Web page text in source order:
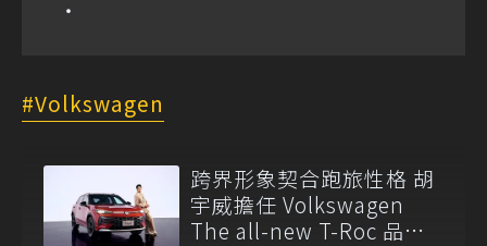
Volkswagen
跨界形象契合跑旅性格 胡
宇威擔任 Volkswagen
The all-new T-Roc 品牌